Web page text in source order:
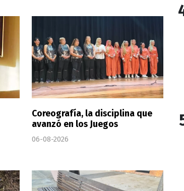
Coreografía, la disciplina que
avanzó en los Juegos
06-08-2026